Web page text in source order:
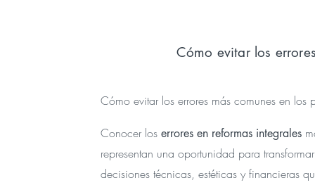
Cómo evitar los
Cómo evitar los errores más comunes en los
Conocer los errores en reformas integrales
representan una oportunidad para
decisiones técnicas, estéticas y financieras